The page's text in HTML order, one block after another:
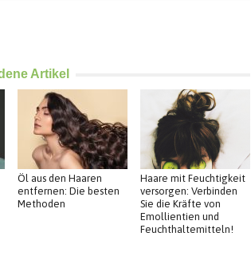
Artikel
Öl aus den Haaren
entfernen: Die besten
Methoden
Haare mit Feuchtigkeit
versorgen: Verbinden
Sie die Kräfte von
Emollientien und
Feuchthaltemitteln!